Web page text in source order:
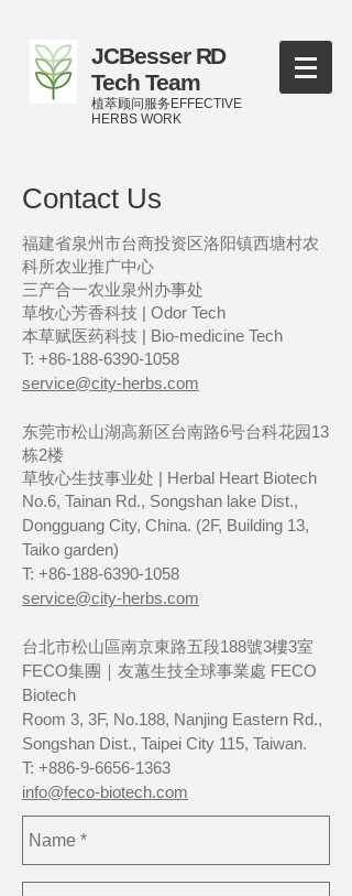
JCBesser RD
Tech Team
植萃顾问服务EFFECTIVE
HERBS WORK
Contact Us
福建省泉州市台商投资区洛阳镇西塘村​农
科所农业推广中心
三产合一农业泉州办事处
草牧心芳香科技 | Odor Tech
​本草赋医药科技 | Bio-medicine Tech
T: +86-188-6390-1058
service@city-herbs.com
东莞市松山湖高新区台南路6号台科花园13
栋2楼
草牧心生技事业处 | Herbal Heart Biotech
No.6, Tainan Rd., Songshan lake Dist.,
Dongguang City, China. (2F, Building 13,
Taiko garden)
T: +86-188-6390-1058
service@city-herbs.com
台北市松山區南京東路五段188號3樓3室
FECO集團｜友蕙生技全球事業處 FECO
Biotech
Room 3, 3F, No.188, Nanjing Eastern Rd.,
Songshan Dist., Taipei City 115, Taiwan.
T: +886-9-6656-1363
info@feco-biotech.com